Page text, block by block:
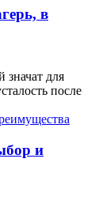
в
значат для
после
и